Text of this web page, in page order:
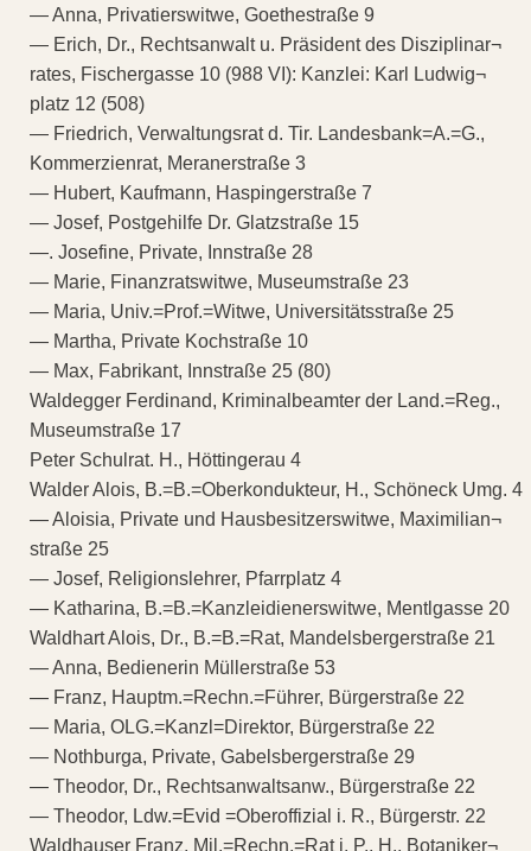
— Anna, Privatierswitwe, Goethestraße 9
— Erich, Dr., Rechtsanwalt u. Präsident des Disziplinar¬
rates, Fischergasse 10 (988 VI): Kanzlei: Karl Ludwig¬
platz 12 (508)
— Friedrich, Verwaltungsrat d. Tir. Landesbank=A.=G.,
Kommerzienrat, Meranerstraße 3
— Hubert, Kaufmann, Haspingerstraße 7
— Josef, Postgehilfe Dr. Glatzstraße 15
—. Josefine, Private, Innstraße 28
— Marie, Finanzratswitwe, Museumstraße 23
— Maria, Univ.=Prof.=Witwe, Universitätsstraße 25
— Martha, Private Kochstraße 10
— Max, Fabrikant, Innstraße 25 (80)
Waldegger Ferdinand, Kriminalbeamter der Land.=Reg.,
Museumstraße 17
Peter Schulrat. H., Höttingerau 4
Walder Alois, B.=B.=Oberkondukteur, H., Schöneck Umg. 4
— Aloisia, Private und Hausbesitzerswitwe, Maximilian¬
straße 25
— Josef, Religionslehrer, Pfarrplatz 4
— Katharina, B.=B.=Kanzleidienerswitwe, Mentlgasse 20
Waldhart Alois, Dr., B.=B.=Rat, Mandelsbergerstraße 21
— Anna, Bedienerin Müllerstraße 53
— Franz, Hauptm.=Rechn.=Führer, Bürgerstraße 22
— Maria, OLG.=Kanzl=Direktor, Bürgerstraße 22
— Nothburga, Private, Gabelsbergerstraße 29
— Theodor, Dr., Rechtsanwaltsanw., Bürgerstraße 22
— Theodor, Ldw.=Evid =Oberoffizial i. R., Bürgerstr. 22
Waldhauser Franz, Mil.=Rechn.=Rat i. P., H., Botaniker¬